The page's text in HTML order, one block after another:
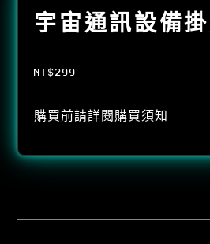
宇宙通訊設備
NT$299
購買前請詳閱 購買須知